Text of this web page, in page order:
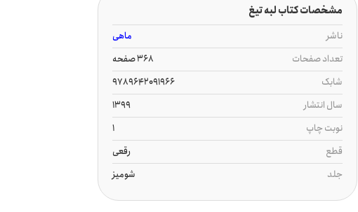
مشخصات کتاب لبه تیغ
ناشر
ماهی
تعداد صفحات
368 صفحه
شابک
9789642091966
سال انتشار
1399
نوبت چاپ
1
قطع
رقعی
جلد
شومیز